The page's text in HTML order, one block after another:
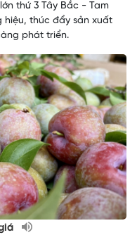
thứ 3 Tây Bắc - Tam
hiệu, thúc đẩy sản xuất
phát triển.